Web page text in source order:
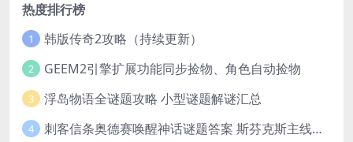
热度排行榜
1 韩版传奇2攻略（持续更新）
2 GEEM2引擎扩展功能同步捡物、角色自动捡物
3 浮岛物语全谜题攻略 小型谜题解谜汇总
4 刺客信条奥德赛唤醒神话谜题答案 斯芬克斯主线攻略